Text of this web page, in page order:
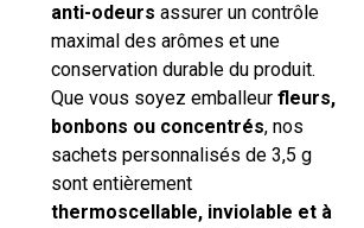
anti-odeurs assurer un contrôle
maximal des arômes et une
conservation durable du produit.
Que vous soyez emballeur fleurs,
bonbons ou concentrés, nos
sachets personnalisés de 3,5 g
sont entièrement
thermoscellable, inviolable et à